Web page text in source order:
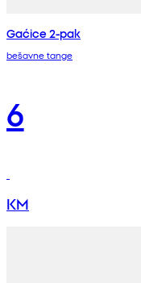
Gaćice 2-pak
bešavne tange
6
KM